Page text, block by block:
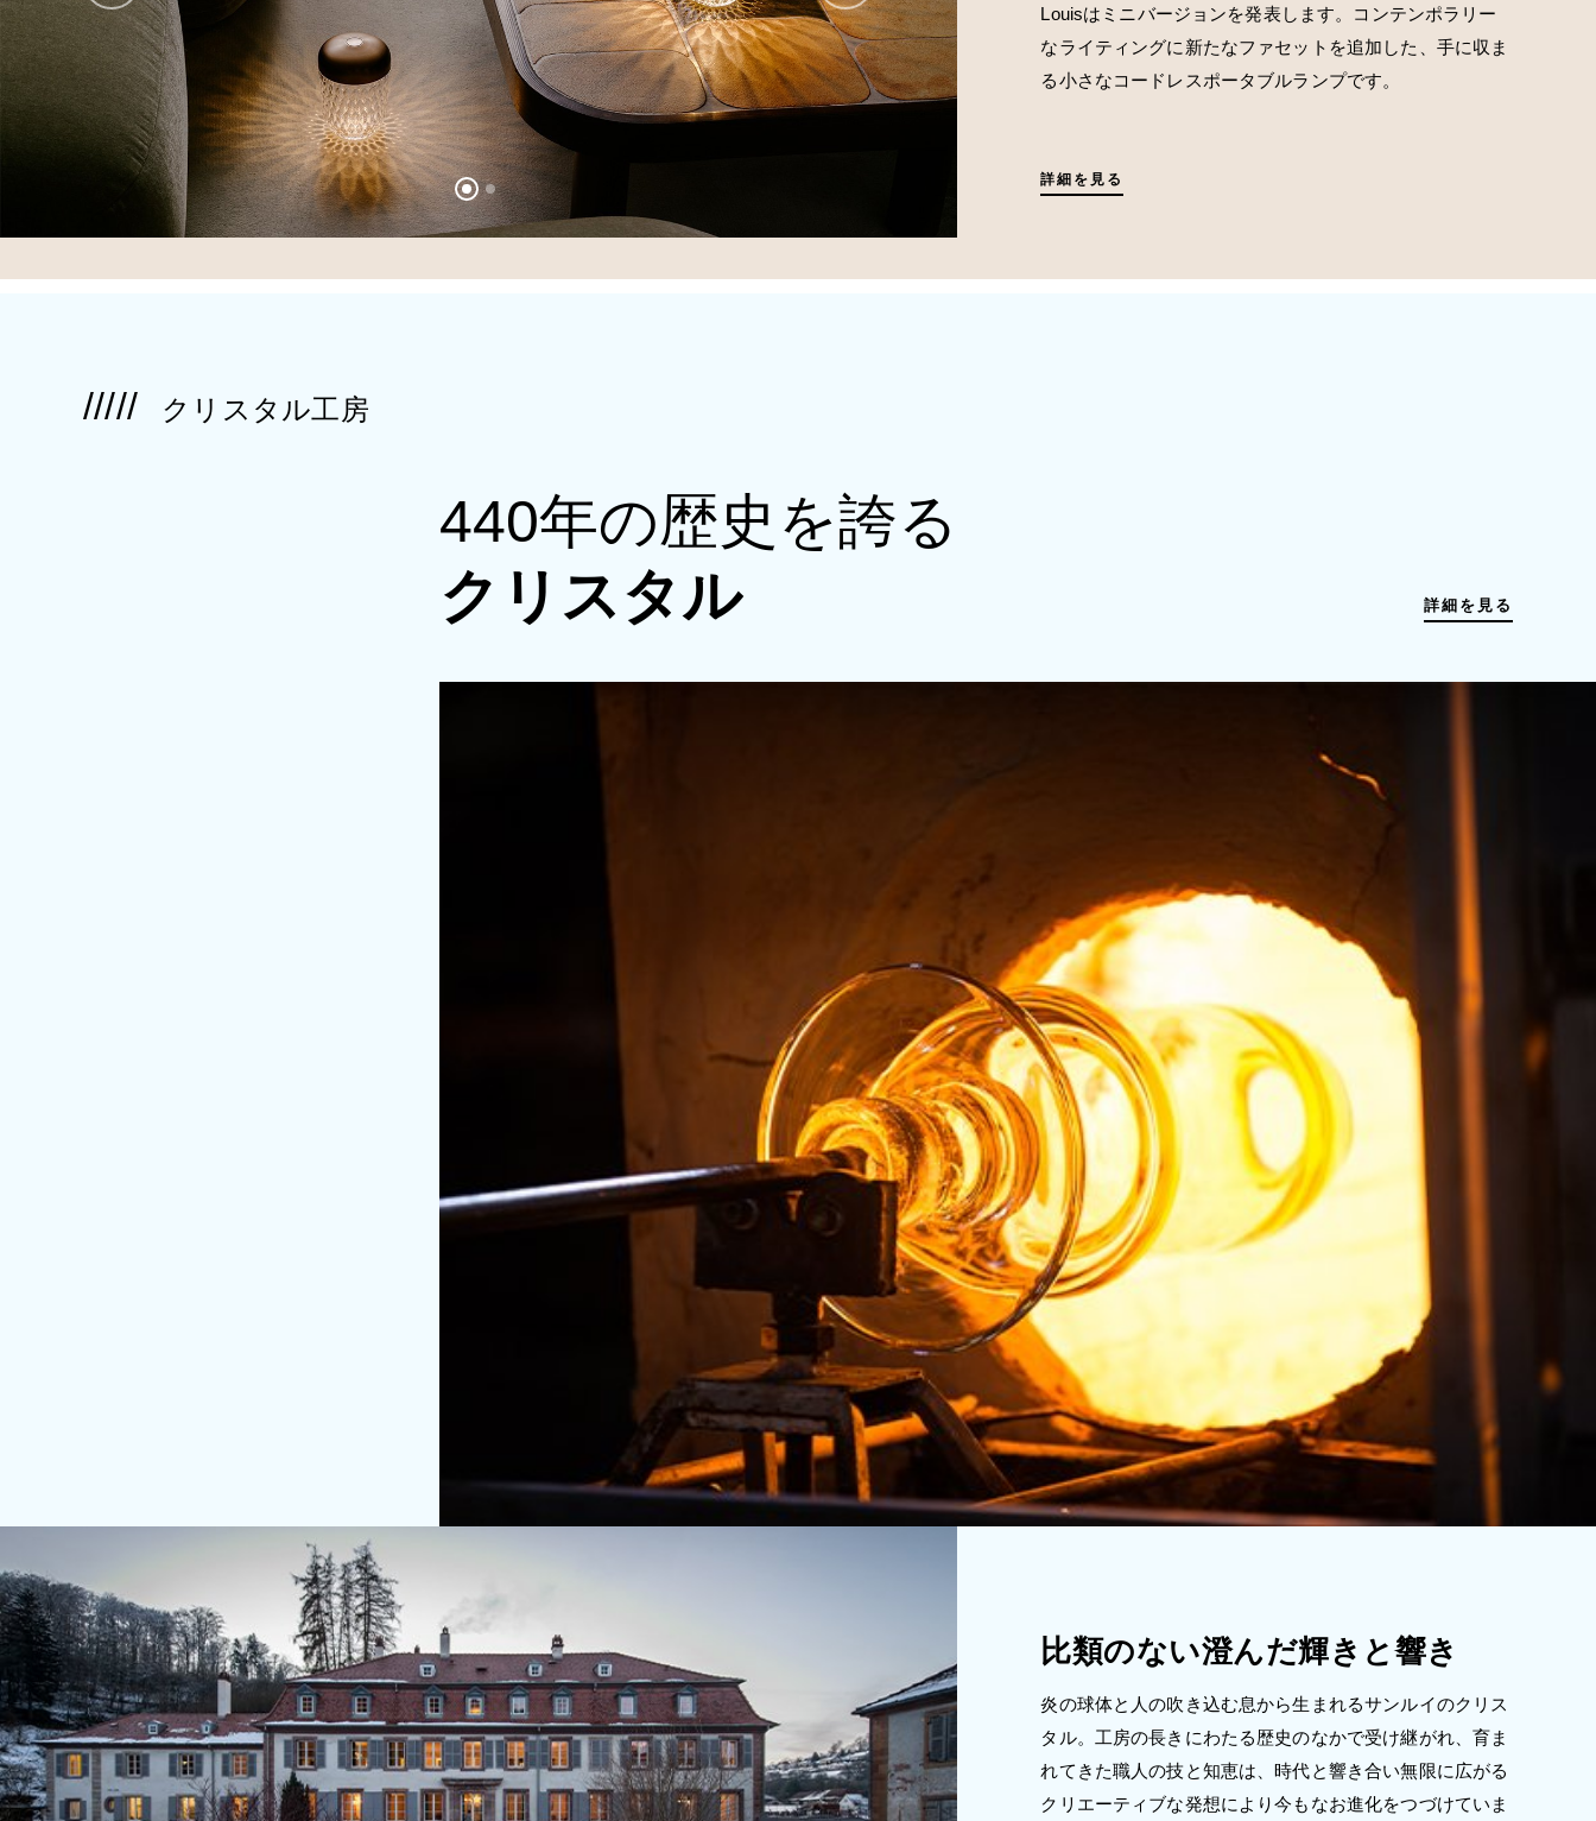
Louisはミニバージョンを発表します。コンテンポラリー
なライティングに新たなファセットを追加した、手に収ま
る小さなコードレスポータブルランプです。
詳細を見る
クリスタル工房
440年の歴史を誇る
クリスタル
詳細を見る
比類のない澄んだ輝きと響き
炎の球体と人の吹き込む息から生まれるサンルイのクリス
タル。工房の長きにわたる歴史のなかで受け継がれ、育ま
れてきた職人の技と知恵は、時代と響き合い無限に広がる
クリエーティブな発想により今もなお進化をつづけていま